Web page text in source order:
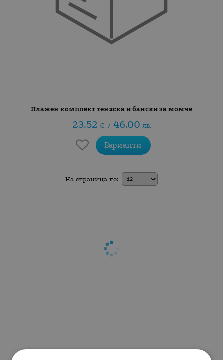
Плажен комплект тениска и бански за момче
23.52 € / 46.00 лв.
Варианти
На страница по: